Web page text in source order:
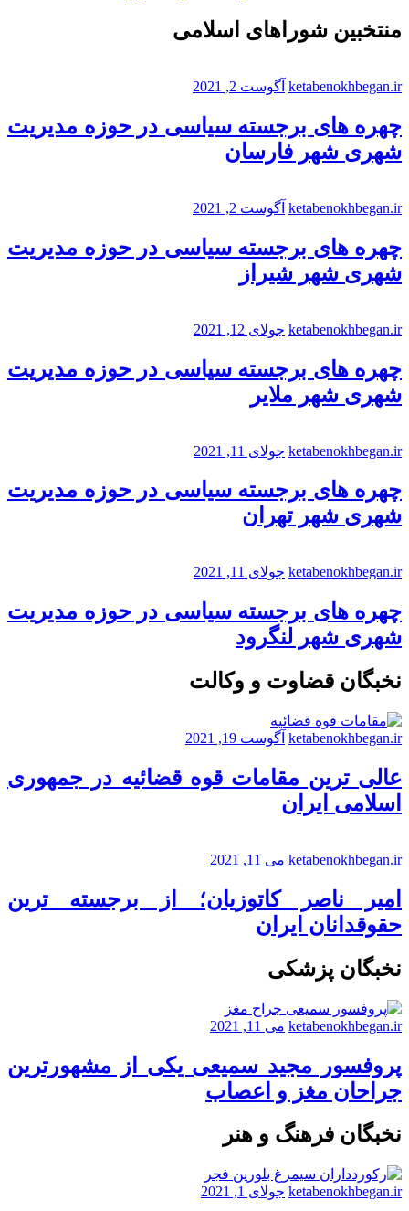
منتخبین شوراهای اسلامی
ketabenokhbegan.ir آگوست 2, 2021
چهره های برجسته سیاسی در حوزه مدیریت
شهری شهر فارسان
ketabenokhbegan.ir آگوست 2, 2021
چهره های برجسته سیاسی در حوزه مدیریت
شهری شهر شیراز
ketabenokhbegan.ir جولای 12, 2021
چهره های برجسته سیاسی در حوزه مدیریت
شهری شهر ملایر
ketabenokhbegan.ir جولای 11, 2021
چهره های برجسته سیاسی در حوزه مدیریت
شهری شهر تهران
ketabenokhbegan.ir جولای 11, 2021
چهره های برجسته سیاسی در حوزه مدیریت
شهری شهر لنگرود
نخبگان قضاوت و وکالت
ketabenokhbegan.ir آگوست 19, 2021
عالی ترین مقامات قوه قضائیه در جمهوری
اسلامی ایران
ketabenokhbegan.ir می 11, 2021
امیر ناصر کاتوزیان؛ از برجسته ترین
حقوقدانان ایران
نخبگان پزشکی
ketabenokhbegan.ir می 11, 2021
پروفسور مجید سمیعی یکی از مشهورترین
جراحان مغز و اعصاب
نخبگان فرهنگ و هنر
ketabenokhbegan.ir جولای 1, 2021